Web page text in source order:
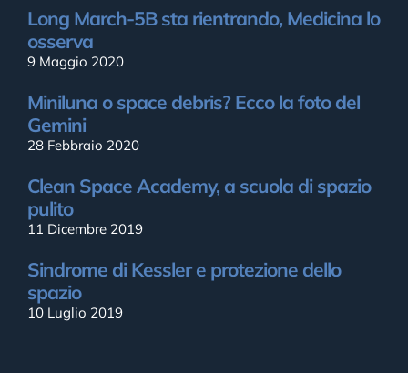
Long March-5B sta rientrando, Medicina lo
osserva
9 Maggio 2020
Miniluna o space debris? Ecco la foto del
Gemini
28 Febbraio 2020
Clean Space Academy, a scuola di spazio
pulito
11 Dicembre 2019
Sindrome di Kessler e protezione dello
spazio
10 Luglio 2019